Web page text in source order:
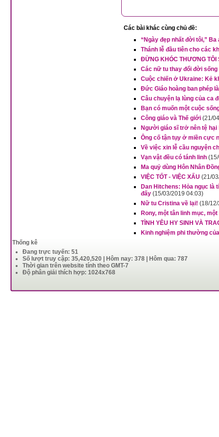
Các bài khác cùng chủ đề:
“Ngày đẹp nhất đời tôi,”
Thánh lễ đầu tiên cho các
ĐỪNG KHÓC THƯƠNG TÔI
Các nữ tu thay đổi đời
Cuộc chiến ở Ukraine: Kẻ
Đức Giáo hoàng ban phép
Câu chuyện lạ lùng của ca
Bạn có muốn một cuộc
Công giáo và Thế giới (21/
Người giáo sĩ trở nên tệ hại
Ông cố tận tụy ở miền cực
Về việc xin lễ cầu nguyện
Vạn vật đều có tánh linh
Ma quỷ dùng Hôn Nhân
VIỆC TỐT - VIỆC XẤU (21/
Dan Hitchens: Hỏa ngục là
đấy (15/03/2019 04:03)
Nữ tu Cristina về lại! (18/
Rony, một tân linh mục,
TÌNH YÊU HY SINH VÀ
Kinh nghiệm phi thường
Thống kê
Đang trực tuyến: 51
Số lượt truy cập: 35,420,520 | Hôm nay: 378 | Hôm qua: 787
Thời gian trên website tính theo GMT-7
Độ phân giải thích hợp: 1024x768